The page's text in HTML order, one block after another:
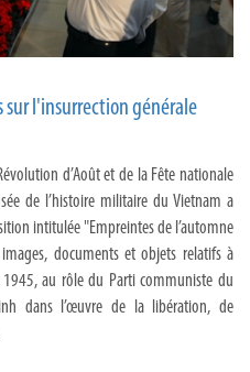
sur l'insurrection générale
d’Août et de la Fête nationale
de l’histoire militaire du Vietnam a
intitulée "Empreintes de l’automne
documents et objets relatifs à
au rôle du Parti communiste du
dans l’œuvre de la libération, de